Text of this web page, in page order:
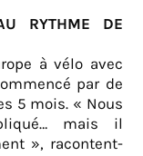
RYTHME DE
à vélo avec
par de
5 mois. « Nous
mais il
», racontent-